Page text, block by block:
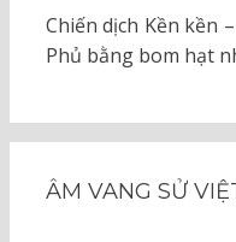
Chiến dịch Kền kền
Phủ bằng bom hạt
ÂM VANG SỬ